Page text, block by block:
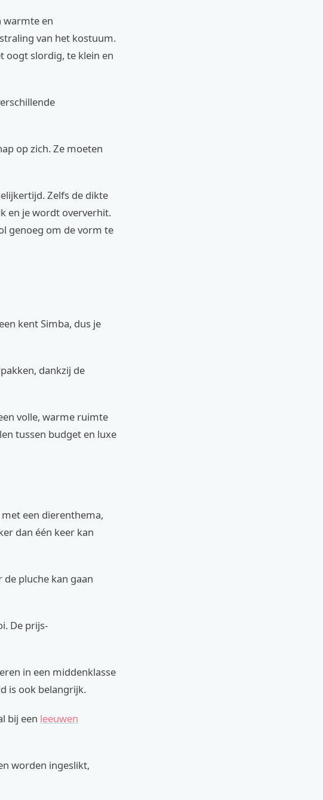
warmte en
van het kostuum.
oogt slordig, te klein en
op zich. Ze moeten
Zelfs de dikte
en je wordt oververhit.
genoeg om de vorm te
kent Simba, dus je
dankzij de
volle, warme ruimte
tussen budget en luxe
een dierenthema,
dan één keer kan
pluche kan gaan
De prijs-
in een middenklasse
is ook belangrijk.
bij een leeuwen
worden ingeslikt,